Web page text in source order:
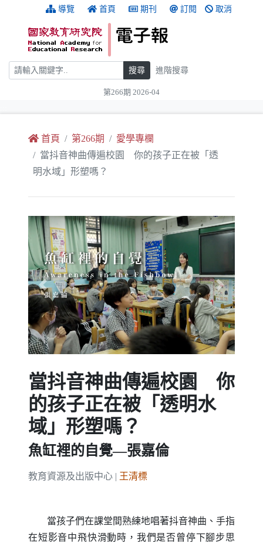
跳到主要內容 導覽 首頁 期刊 訂閱 取消
搜尋 搜尋 進階搜尋
第266期 2026-04
首頁 第266期
愛學專欄
當抖音神曲傳遍校園 你的孩子正在被「透
明水域」形塑嗎？
Previous Next
當抖音神曲傳遍校園 你
的孩子正在被「透明水
域」形塑嗎？
魚缸裡的自覺—張嘉倫
教育資源及出版中心 | 王清標
當孩子們在課堂間熟練地唱著抖音神曲、手指
在短影音中飛快滑動時，我們是否曾停下腳步思